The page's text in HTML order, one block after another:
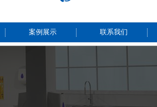
案例展示 联系我们